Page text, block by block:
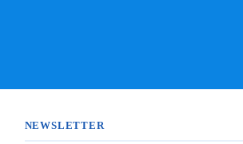
NEWSLETTER